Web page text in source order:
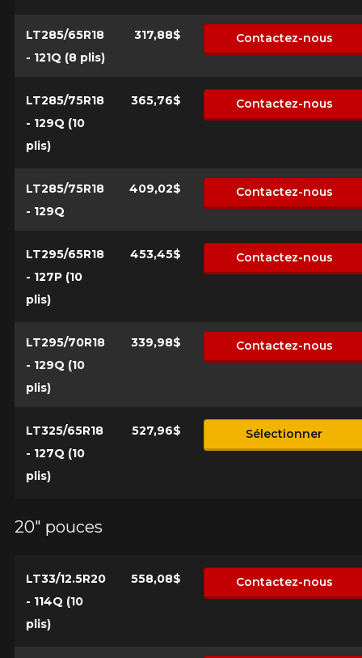
LT285/65R18
- 121Q (8 plis)
317,88$ Contactez-nous
LT285/75R18
- 129Q (10
plis)
365,76$ Contactez-nous
LT285/75R18
- 129Q
409,02$ Contactez-nous
LT295/65R18
- 127P (10
plis)
453,45$ Contactez-nous
LT295/70R18
- 129Q (10
plis)
339,98$ Contactez-nous
LT325/65R18
- 127Q (10
plis)
527,96$ Sélectionner
20" pouces
LT33/12.5R20
- 114Q (10
plis)
558,08$ Contactez-nous